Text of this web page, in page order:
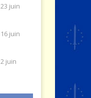
23 juin
16 juin
2 juin